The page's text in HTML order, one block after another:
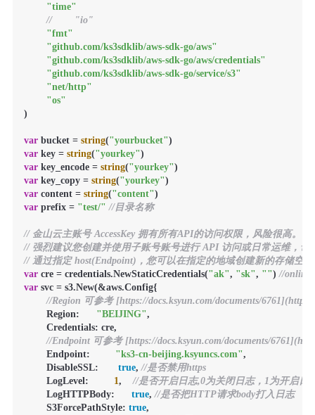
"time"
//        "io"
"fmt"
"github.com/ks3sdklib/aws-sdk-go/aws"
"github.com/ks3sdklib/aws-sdk-go/aws/credentials"
"github.com/ks3sdklib/aws-sdk-go/service/s3"
"net/http"
"os"
)
var bucket = string("yourbucket"
var key = string("yourkey"
var key_encode = string("yourkey"
var key_copy = string("yourkey"
var content = string("content"
var prefix = "test/" //目录名称
// 金山云主账号 AccessKey 拥有所有API的访问权限，风险很高。
// 强烈建议您创建并使用子账号账号进行 API 访问或日常运维，请
// 通过指定 host(Endpoint)，您可以在指定的地域创建新的存储空
var cre = credentials.NewStaticCredentials("ak", "sk", "") //online
var svc = s3.New(&aws.Config{
//Region 可参考 [https://docs.ksyun.com/documents/
        Region:
"BEIJING",
        Credentials: cre,
//Endpoint 可参考 [https://docs.ksyun.com/documents/
        Endpoint:
"ks3-cn-beijing.ksyuncs.com",
        DisableSSL:
true, //是否禁用https
        LogLevel:
1, //是否开启日志,0为关闭日志，1为开启日
        LogHTTPBody:
true, //是否把HTTP请求body打入日志
        S3ForcePathStyle:
true,